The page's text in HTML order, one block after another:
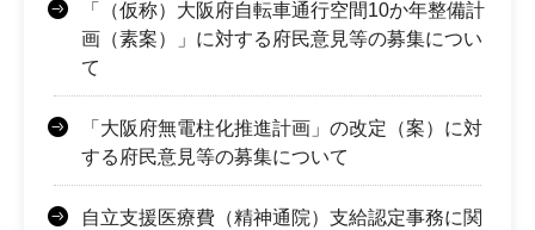
「（仮称）大阪府自転車通行空間10か年整備計
画（素案）」に対する府民意見等の募集につい
て
「大阪府無電柱化推進計画」の改定（案）に対
する府民意見等の募集について
自立支援医療費（精神通院）支給認定事務に関